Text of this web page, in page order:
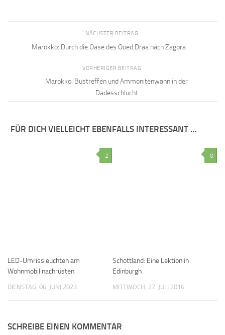
NÄCHSTER BEITRAG
Marokko: Durch die Oase des Oued Draa nach Zagora
VORHERIGER BEITRAG
Marokko: Bustreffen und Ammonitenwahn in der
Dadesschlucht
FÜR DICH VIELLEICHT EBENFALLS INTERESSANT …
2
LED-Umrissleuchten am
Wohnmobil nachrüsten
DIENSTAG, 06. JUNI 2023
0
Schottland: Eine Lektion in
Edinburgh
MITTWOCH, 27. JULI 2016
SCHREIBE EINEN KOMMENTAR